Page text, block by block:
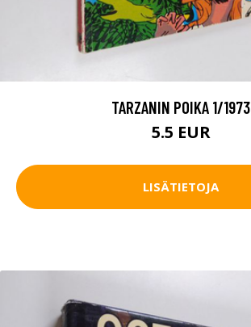
TARZANIN POIKA 1/1973
5.5 EUR
LISÄTIETOJA